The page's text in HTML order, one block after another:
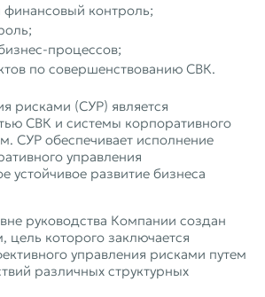
контроль;
по совершенствованию СВК.
рисками (СУР) является
СВК и системы корпоративного
СУР обеспечивает исполнение
управления
устойчивое развитие бизнеса
руководства Компании создан
цель которого заключается
управления рисками путем
различных структурных